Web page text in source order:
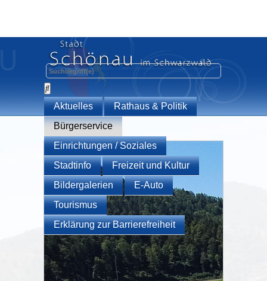
Aktuelles
Rathaus & Politik
Bürgerservice
Einrichtungen / Soziales
Stadtinfo
Freizeit und Kultur
Bildergalerien
E-Auto
Tourismus
Erklärung zur Barrierefreiheit